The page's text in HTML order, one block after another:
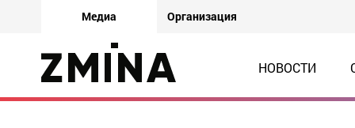
Медиа Организация
НОВОСТИ